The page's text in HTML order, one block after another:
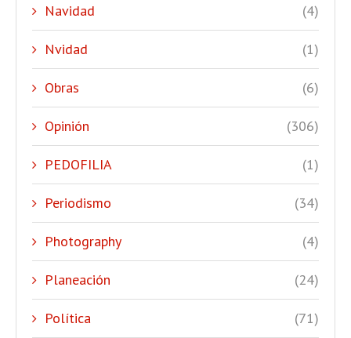
Navidad (4)
Nvidad (1)
Obras (6)
Opinión (306)
PEDOFILIA (1)
Periodismo (34)
Photography (4)
Planeación (24)
Política (71)